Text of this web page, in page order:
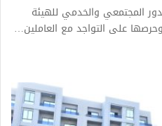
المجتمعي والخدمي للهيئة
وحرصها على التواجد مع العاملين…